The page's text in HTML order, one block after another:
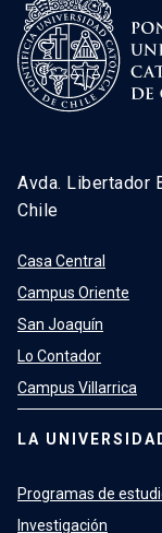
Avda. Libertador
Chile
Casa Central
Campus Oriente
San Joaquín
Lo Contador
Campus Villarrica
LA
Programas de
Investigación